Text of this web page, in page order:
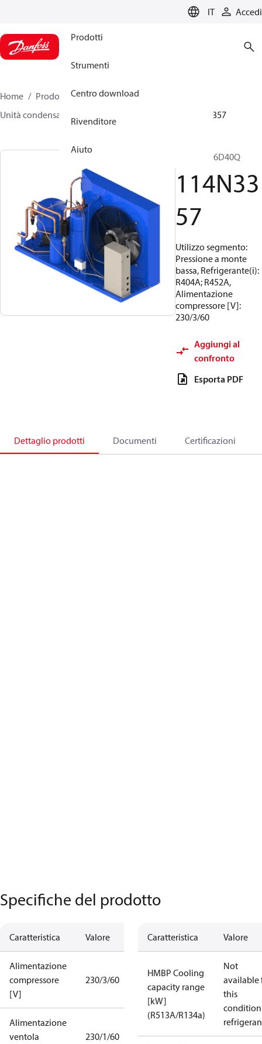
IT Accedi
Prodotti
Strumenti
Centro download
Rivenditore
Aiuto
Home Prodotti
Climate Solutions for cooling
Unità condensatrici
114N3357
OP-LJH136D40Q
114N33
57
Utilizzo segmento:
Pressione a monte
bassa, Refrigerante(i):
R404A; R452A,
Alimentazione
compressore [V]:
230/3/60
Aggiungi al
confronto
Esporta PDF
Dettaglio prodotti Documenti Certificazioni
Specifiche del prodotto
Caratteristica Valore
Alimentazione
compressore
[V]
230/3/60
Alimentazione
ventola
230/1/60
Caratteristica Valore
HMBP Cooling
capacity range
[kW]
(R513A/R134a)
Not
available
this